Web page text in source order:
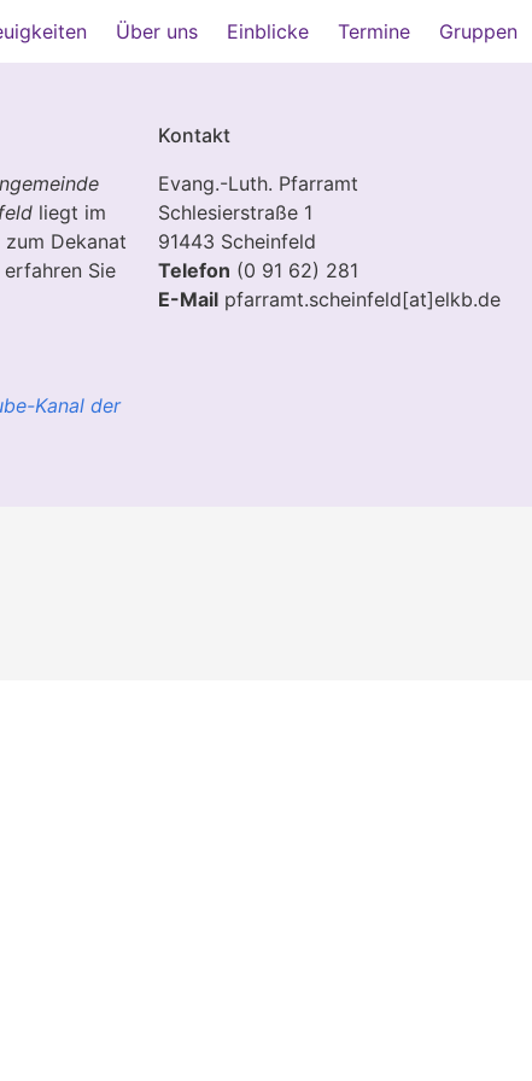
Über uns Einblicke Termine
Gruppen
liegt im
Dekanat
Sie
Kanal der
Kontakt
Evang.-Luth. Pfarramt
Schlesierstraße 1
91443 Scheinfeld
Telefon (0 91 62) 281
E-Mailpfarramt.scheinfeld[at]elkb.de